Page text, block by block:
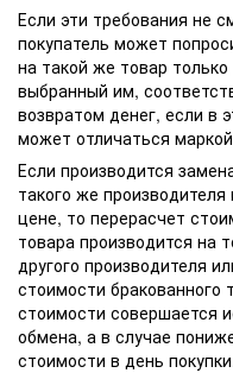
Если эти требования не
покупатель может
на такой же товар только
выбранный им,
возвратом денег, если в
может отличаться
Если производится
такого же
цене, то перерасчет
товара производится на
другого производителя
стоимости бракованного
стоимости совершается
обмена, а в случае
стоимости в день